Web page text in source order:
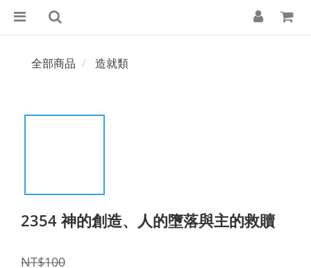
全部商品 造就類
2354 神的創造、人的墮落與主的救贖
NT$100